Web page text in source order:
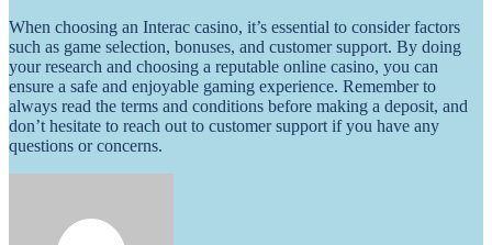
When choosing an Interac casino, it’s essential to consider factors
such as game selection, bonuses, and customer support. By doing
your research and choosing a reputable online casino, you can
ensure a safe and enjoyable gaming experience. Remember to
always read the terms and conditions before making a deposit, and
don’t hesitate to reach out to customer support if you have any
questions or concerns.